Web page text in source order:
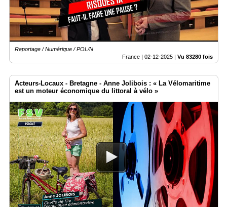
Reportage / Numérique / POL/N
France | 02-12-2025 Vu 83280 fois
Acteurs-Locaux - Bretagne - Anne Jolibois : « La Vélomaritime
est un moteur économique du littoral à vélo »